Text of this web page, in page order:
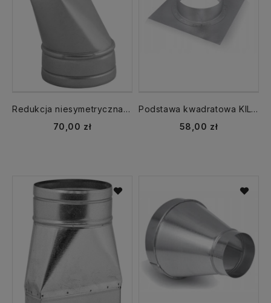
Redukcja niesymetryczna RDSS 200x90 fi 160
70,00 zł
Podstawa kwadratowa KIL-200 z króćcem okrągłym ocynkowana
58,00 zł